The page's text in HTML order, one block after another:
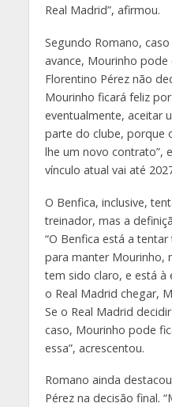
Real Madrid”, afirmou.
Segundo Romano,
avance, Mourinho pode
Florentino Pérez não
Mourinho ficará feliz
eventualmente, aceitar
parte do clube, porque
lhe um novo contrato”,
vínculo atual vai até
O Benfica, inclusive,
treinador, mas a
“O Benfica está a
para manter Mourinho,
tem sido claro, e está à
o Real Madrid chegar,
Se o Real Madrid
caso, Mourinho pode
essa”, acrescentou.
Romano ainda
Pérez na decisão final.